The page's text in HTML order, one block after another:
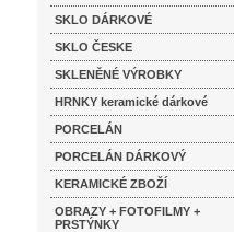
SKLO DÁRKOVÉ
SKLO ČESKE
SKLENĚNÉ VÝROBKY
HRNKY keramické dárkové
PORCELÁN
PORCELÁN DÁRKOVÝ
KERAMICKÉ ZBOŽÍ
OBRAZY + FOTOFILMY +
PRSTÝNKY